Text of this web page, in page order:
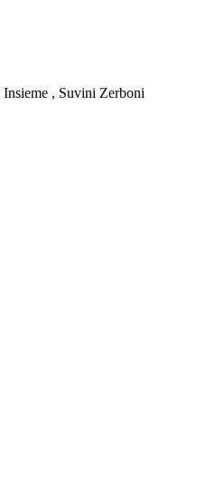
Insieme , Suvini Zerboni